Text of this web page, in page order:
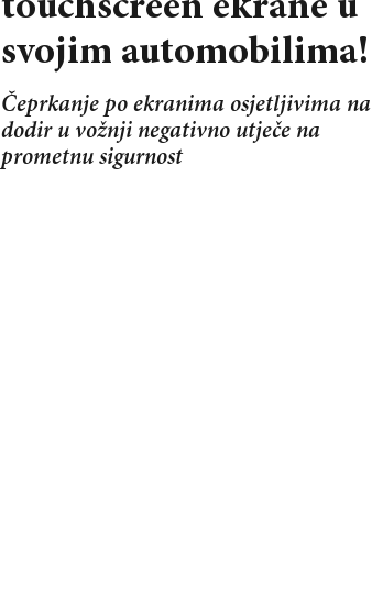
touchscreen ekrane u
svojim automobilima!
Čeprkanje po ekranima osjetljivima na
dodir u vožnji negativno utječe na
prometnu sigurnost